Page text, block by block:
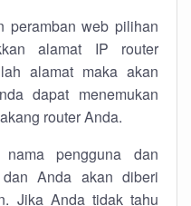
peramban web pilihan
alamat IP router
alamat maka akan
dapat menemukan
router Anda.
nama pengguna dan
Anda akan diberi
Jika Anda tidak tahu